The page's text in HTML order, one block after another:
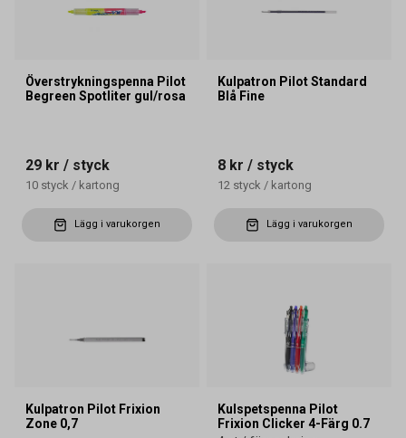
Överstrykningspenna Pilot
Begreen Spotliter gul/rosa
29 kr / styck
10 styck / kartong
Lägg i varukorgen
Kulpatron Pilot Standard
Blå Fine
8 kr / styck
12 styck / kartong
Lägg i varukorgen
Kulpatron Pilot Frixion
Zone 0,7
Kulspetspenna Pilot
Frixion Clicker 4-Färg 0.7